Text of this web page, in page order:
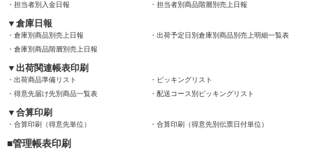
担当者別入金日報
担当者別商品階層別売上日報
倉庫日報
倉庫別商品別売上日報
出荷予定日別倉庫別商品別売上明細一覧表
倉庫別商品階層別売上日報
出荷関連帳表印刷
出荷商品準備リスト
ピッキングリスト
得意先届け先別商品一覧表
配送コース別ピッキングリスト
合算印刷
合算印刷（得意先単位） 合算印刷（得意先別伝票日付単位）
管理帳表印刷